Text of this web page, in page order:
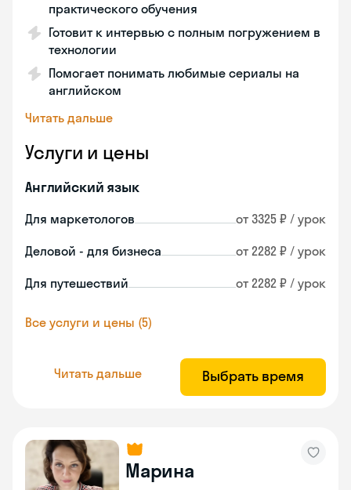
практического обучения
Готовит к интервью с полным погружением в
технологии
Помогает понимать любимые сериалы на
английском
Читать дальше
Услуги и цены
Английский язык
Для маркетологов от 3325 ₽ / урок
Деловой - для бизнеса от 2282 ₽ / урок
Для путешествий от 2282 ₽ / урок
Все услуги и цены (5)
Читать дальше Выбрать время
Марина